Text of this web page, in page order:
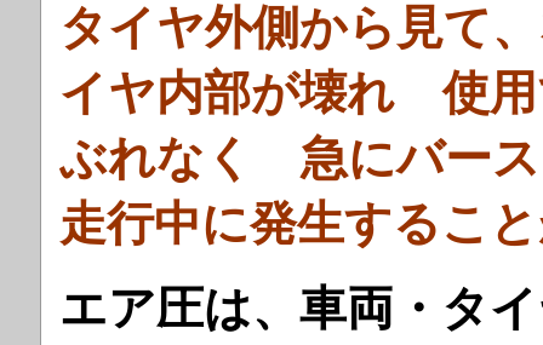
タイヤ外側から見て
イヤ内部が壊れ 使用
ぶれなく 急にバー
走行中に発生するこ
エア圧は、車両・タ